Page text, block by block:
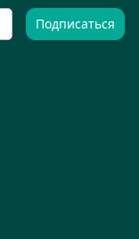
Подписаться